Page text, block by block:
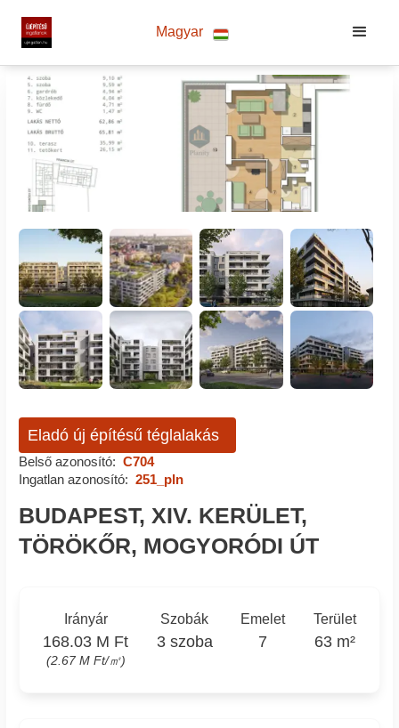
Magyar
Eladó új építésű téglalakás
Belső azonosító: C704
Ingatlan azonosító: 251_pln
BUDAPEST, XIV. KERÜLET,
TÖRÖKŐR, MOGYORÓDI ÚT
Irányár
168.03 M Ft
(2.67 M Ft/㎡)
Szobák
3 szoba
Emelet
7
Terület
63 m²